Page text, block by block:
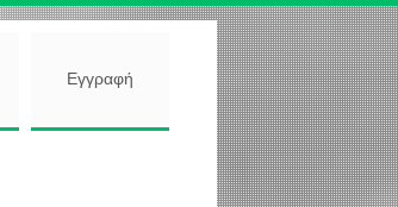
Εγγραφή